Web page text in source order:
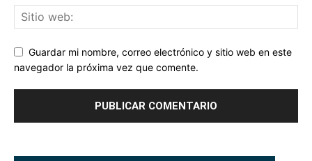
Guardar mi nombre, correo electrónico y sitio web en este
navegador la próxima vez que comente.